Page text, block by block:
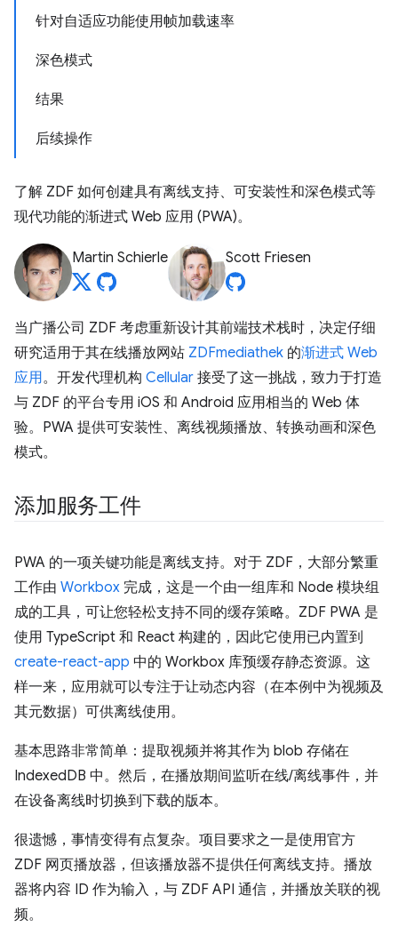
针对自适应功能使用帧加载速率
深色模式
结果
后续操作
了解 ZDF 如何创建具有离线支持、可安装性和深色模式等
现代功能的渐进式 Web 应用 (PWA)。
Martin Schierle Scott Friesen
当广播公司 ZDF 考虑重新设计其前端技术栈时，决定仔细
研究适用于其在线播放网站 ZDFmediathek 的渐进式 Web
应用。开发代理机构 Cellular 接受了这一挑战，致力于打造
与 ZDF 的平台专用 iOS 和 Android 应用相当的 Web 体
验。PWA 提供可安装性、离线视频播放、转换动画和深色
模式。
添加服务工件
PWA 的一项关键功能是离线支持。对于 ZDF，大部分繁重
工作由 Workbox 完成，这是一个由一组库和 Node 模块组
成的工具，可让您轻松支持不同的缓存策略。ZDF PWA 是
使用 TypeScript 和 React 构建的，因此它使用已内置到
create-react-app 中的 Workbox 库预缓存静态资源。这
样一来，应用就可以专注于让动态内容（在本例中为视频及
其元数据）可供离线使用。
基本思路非常简单：提取视频并将其作为 blob 存储在
IndexedDB 中。然后，在播放期间监听在线/离线事件，并
在设备离线时切换到下载的版本。
很遗憾，事情变得有点复杂。项目要求之一是使用官方
ZDF 网页播放器，但该播放器不提供任何离线支持。播放
器将内容 ID 作为输入，与 ZDF API 通信，并播放关联的视
频。